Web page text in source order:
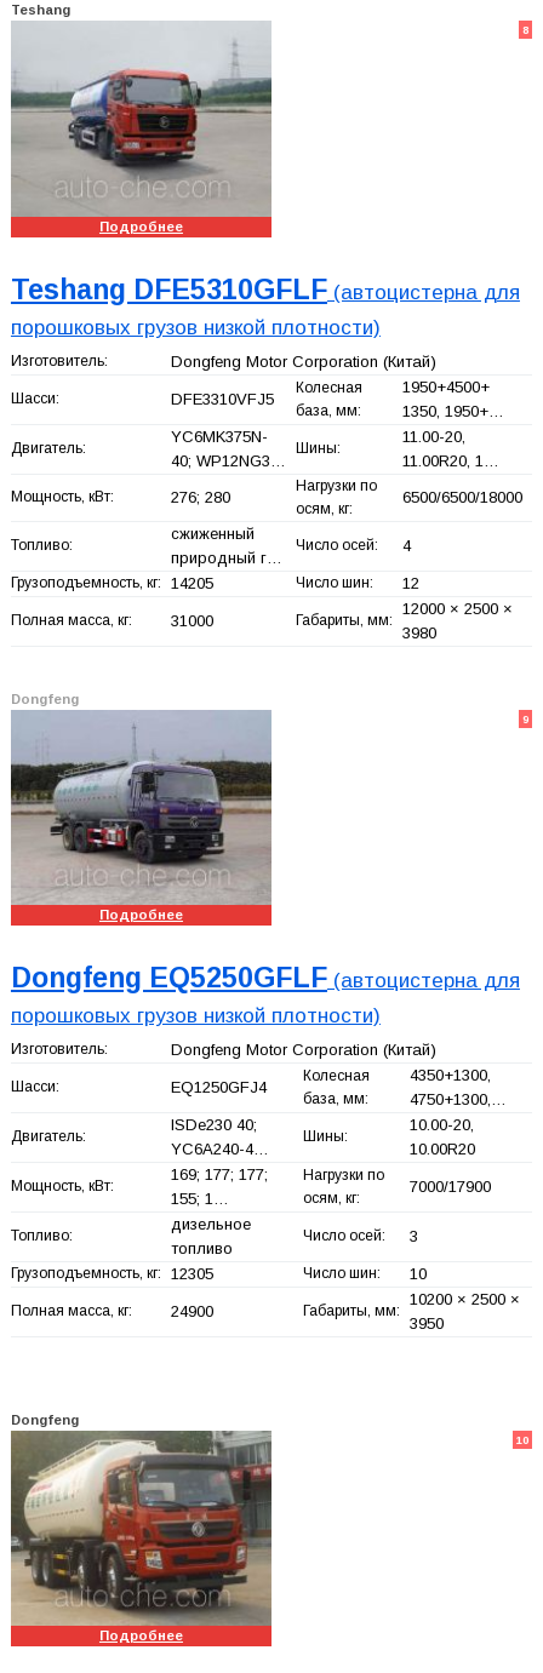
Teshang
8
Подробнее
Teshang DFE5310GFLF(автоцистерна для
порошковых грузов низкой плотности)
Изготовитель: Dongfeng Motor Corporation (Китай)
Шасси: DFE3310VFJ5
Колесная
база, мм:
1950+4500+
1350, 1950+…
Двигатель:
YC6MK375N-
40; WP12NG3…
Шины:
11.00-20,
11.00R20, 1…
Мощность, кВт: 276; 280
Нагрузки по
осям, кг:
6500/6500/18000
Топливо:
сжиженный
природный г…
Число осей: 4
Грузоподъемность, кг: 14205 Число шин: 12
Полная масса, кг: 31000 Габариты, мм:
12000 × 2500 ×
3980
Dongfeng
9
Подробнее
Dongfeng EQ5250GFLF(автоцистерна для
порошковых грузов низкой плотности)
Изготовитель: Dongfeng Motor Corporation (Китай)
Шасси: EQ1250GFJ4
Колесная
база, мм:
4350+1300,
4750+1300,…
Двигатель:
ISDe230 40;
YC6A240-4…
Шины:
10.00-20,
10.00R20
Мощность, кВт:
169; 177; 177;
155; 1…
Нагрузки по
осям, кг:
7000/17900
Топливо:
дизельное
топливо
Число осей: 3
Грузоподъемность, кг: 12305 Число шин: 10
Полная масса, кг: 24900 Габариты, мм:
10200 × 2500 ×
3950
Dongfeng
10
Подробнее